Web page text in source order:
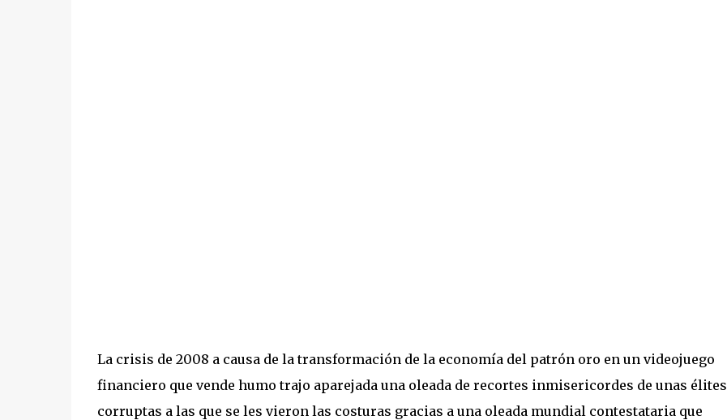
La crisis de 2008 a causa de la transformación de la economía del patrón oro en un videojuego
financiero que vende humo trajo aparejada una oleada de recortes inmisericordes de unas élites
corruptas a las que se les vieron las costuras gracias a una oleada mundial contestataria que